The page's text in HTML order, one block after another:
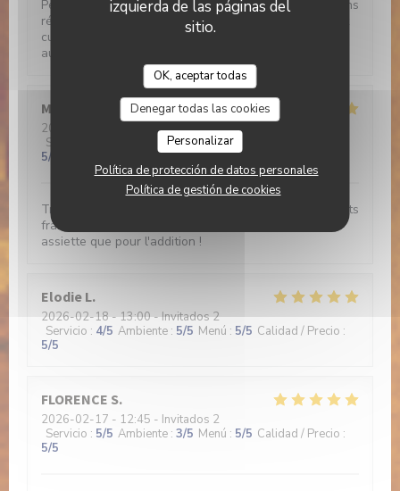
izquierda de las páginas del
sitio.
OK, aceptar todas
Denegar todas las cookies
Personalizar
Política de protección de datos personales
Política de gestión de cookies
Peu habituée des avis sur internet, je recommande sans
réserve cette adresse : produits frais et excellemment
cuisinés, accueil chaleureux, cadre très agréable face
au canal et prix modiques.
Marie-France Z
2026-02-19
- 12:30 - Invitados 3
Servicio
Ambiente:5/5 Menú:
5/5
Très bon restaurant, plats originaux, de saison, produits
frais et menu parfaitement équilibré tant dans son
assiette que pour l'addition !
Elodie L
2026-02-18- 13:00 - Invitados 2
Servicio : 4/5 Ambiente : 5/5 Menú : 5/5 Calidad / Precio :
5/5
FLORENCE S
2026-02-17 - 12:45 - Invitados 2
Servicio : 5/5 Ambiente : 3/5 Menú : 5/5 Calidad / Precio :
5/5